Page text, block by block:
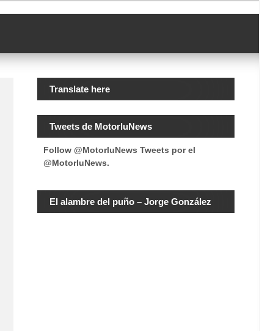
Translate here
Tweets de MotorluNews
Follow @MotorluNews Tweets por el
@MotorluNews.
El alambre del puño – Jorge González